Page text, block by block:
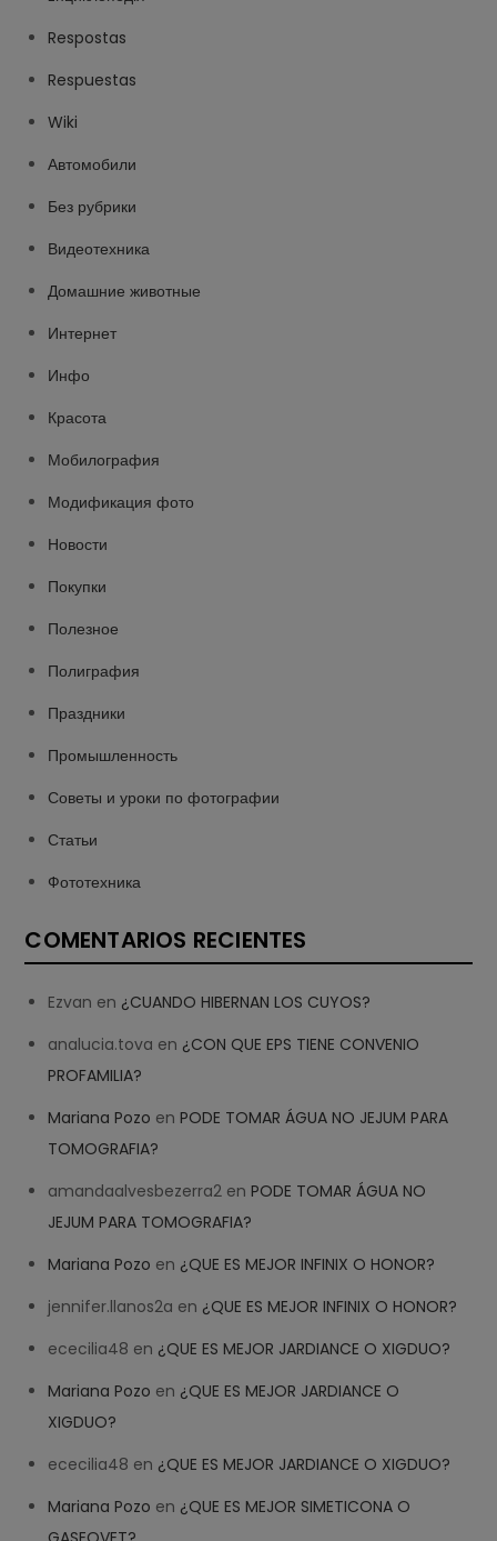
Respostas
Respuestas
Wiki
Автомобили
Без рубрики
Видеотехника
Домашние животные
Интернет
Инфо
Красота
Мобилография
Модификация фото
Новости
Покупки
Полезное
Полиграфия
Праздники
Промышленность
Советы и уроки по фотографии
Статьи
Фототехника
COMENTARIOS RECIENTES
Ezvan en ¿CUANDO HIBERNAN LOS CUYOS?
analucia.tova en ¿CON QUE EPS TIENE CONVENIO
PROFAMILIA?
Mariana Pozo enPODE TOMAR ÁGUA NO JEJUM PARA
TOMOGRAFIA?
amandaalvesbezerra2 enPODE TOMAR ÁGUA NO
JEJUM PARA TOMOGRAFIA?
Mariana Pozo en ¿QUE ES MEJOR INFINIX O HONOR?
jennifer.llanos2a en ¿QUE ES MEJOR INFINIX O HONOR?
ececilia48 en ¿QUE ES MEJOR JARDIANCE O XIGDUO?
Mariana Pozo en ¿QUE ES MEJOR JARDIANCE O
XIGDUO?
ececilia48 en ¿QUE ES MEJOR JARDIANCE O XIGDUO?
Mariana Pozo en ¿QUE ES MEJOR SIMETICONA O